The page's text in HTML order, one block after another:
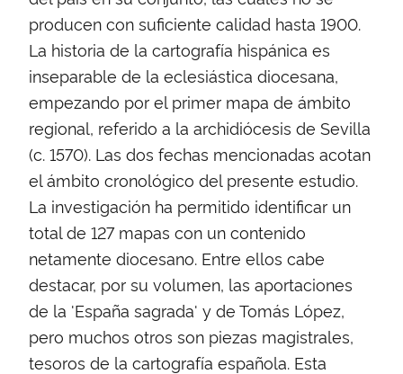
producen con suficiente calidad hasta 1900.
La historia de la cartografía hispánica es
inseparable de la eclesiástica diocesana,
empezando por el primer mapa de ámbito
regional, referido a la archidiócesis de Sevilla
(c. 1570). Las dos fechas mencionadas acotan
el ámbito cronológico del presente estudio.
La investigación ha permitido identificar un
total de 127 mapas con un contenido
netamente diocesano. Entre ellos cabe
destacar, por su volumen, las aportaciones
de la 'España sagrada' y de Tomás López,
pero muchos otros son piezas magistrales,
tesoros de la cartografía española. Esta